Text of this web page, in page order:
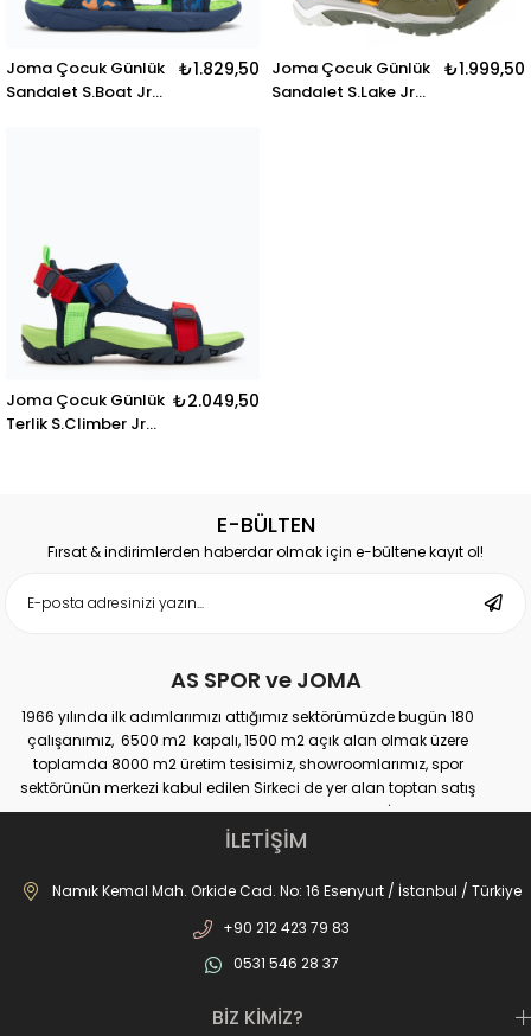
Joma Çocuk Günlük
Sandalet S.Boat Jr
₺1.829,50
Joma Çocuk Günlük
Sandalet S.Lake Jr
₺1.999,50
Joma Çocuk Günlük
Terlik S.Climber Jr
₺2.049,50
E-BÜLTEN
Fırsat & indirimlerden haberdar olmak için e-bültene kayıt ol!
AS SPOR ve JOMA
1966 yılında ilk adımlarımızı attığımız sektörümüzde bugün 180
çalışanımız, 6500 m2 kapalı, 1500 m2 açık alan olmak üzere
toplamda 8000 m2 üretim tesisimiz, showroomlarımız, spor
sektörünün merkezi kabul edilen Sirkeci de yer alan toptan satış
mağazamız, Türkiye genelinde yaklaşık 300 bayimiz, İstanbul’da 10
perakande mağazamız, Türkiye’ye hizmet eden e-ticaret sanal
mağazamız ile AS SPOR ailesi günden güne büyüyerek sektöre,
JOMA markası ile de Türkiye'de ülkemize hizmet etmektedir.
İLETİŞİM
Namık Kemal Mah. Orkide Cad. No: 16 Esenyurt / İstanbul / Türkiye
+90 212 423 79 83
0531 546 28 37
BİZ KİMİZ?